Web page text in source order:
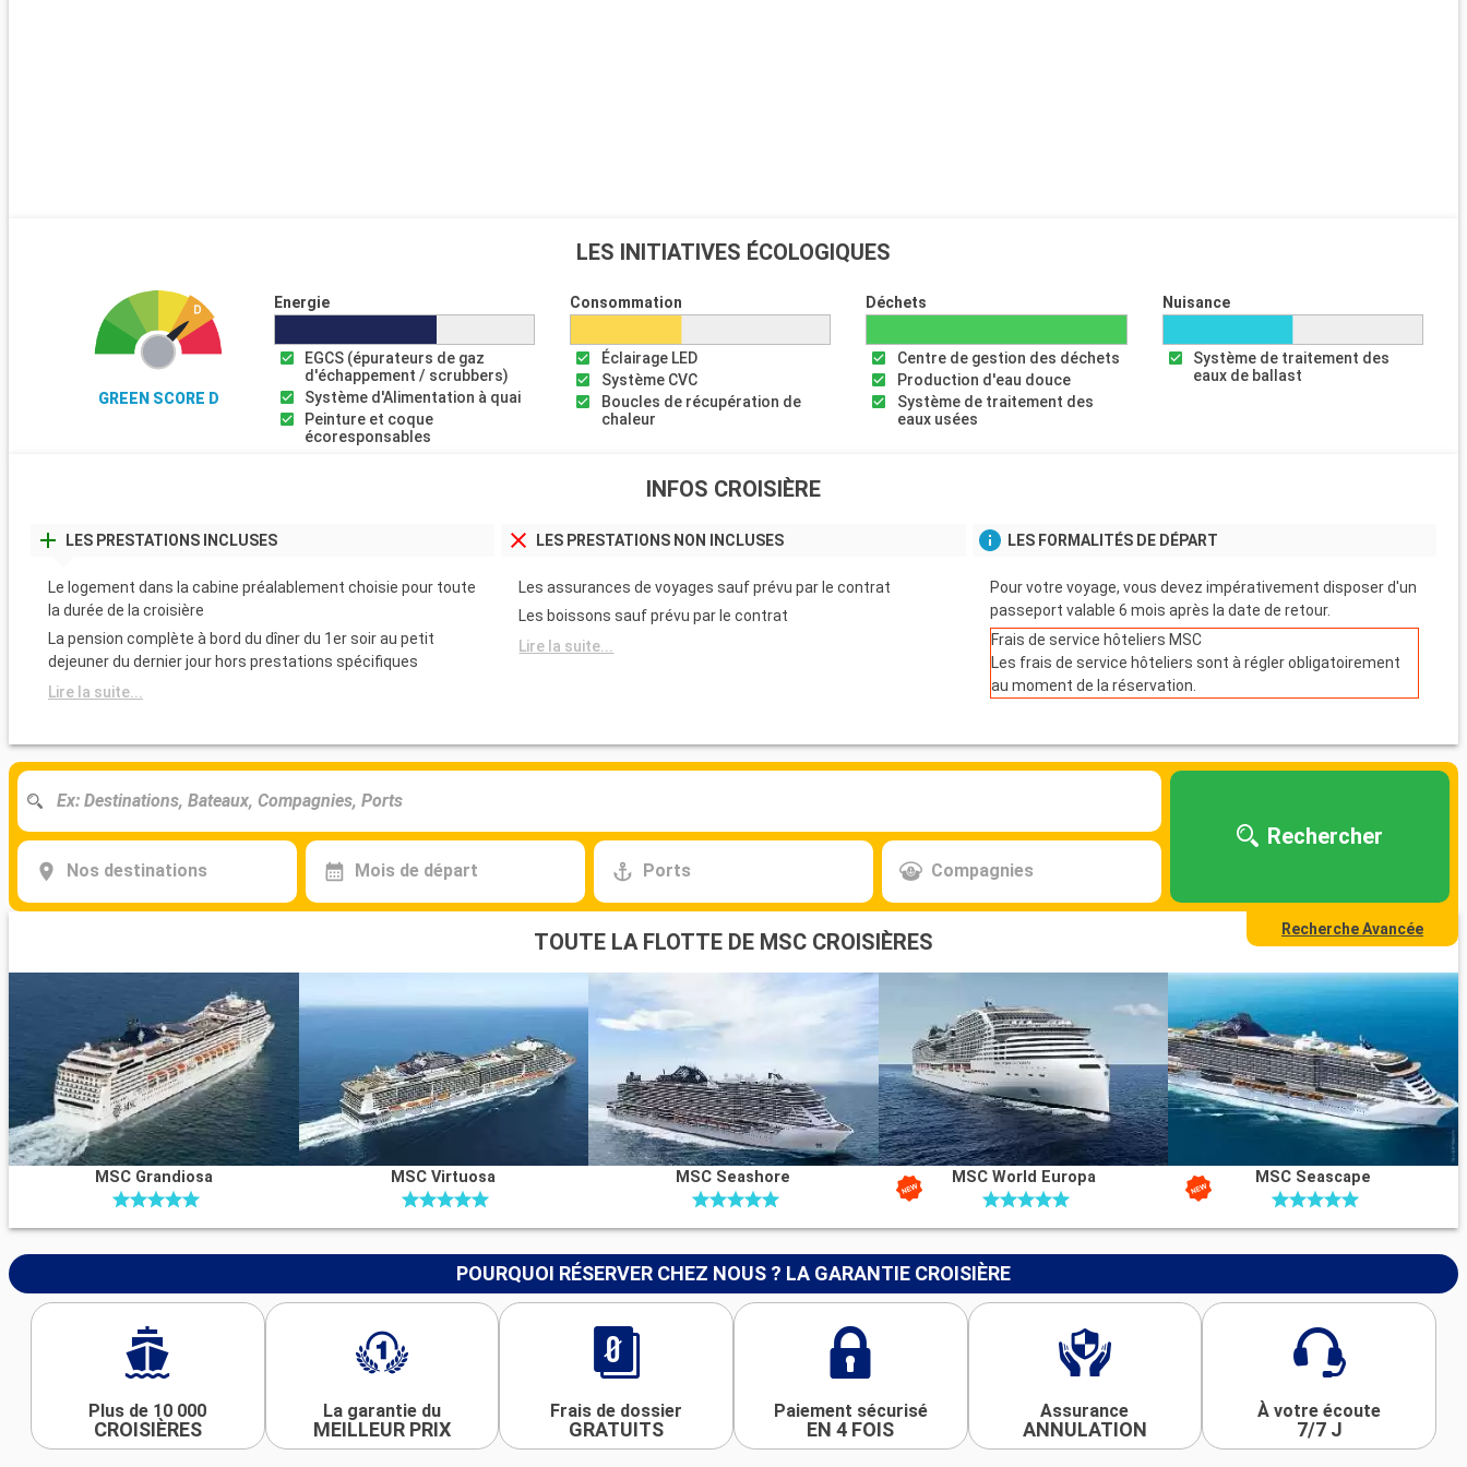
LES INITIATIVES ÉCOLOGIQUES
GREEN SCORE D
Energie
EGCS (épurateurs de gaz
d'échappement / scrubbers)
Système d'Alimentation à quai
Peinture et coque
écoresponsables
Consommation
Éclairage LED
Système CVC
Boucles de récupération de
chaleur
Déchets
Centre de gestion des déchets
Production d'eau douce
Système de traitement des
eaux usées
Nuisance
Système de traitement des
eaux de ballast
INFOS CROISIÈRE
LES PRESTATIONS INCLUSES
Le logement dans la cabine préalablement choisie pour toute
la durée de la croisière
La pension complète à bord du dîner du 1er soir au petit
dejeuner du dernier jour hors prestations spécifiques
Lire la suite...
LES PRESTATIONS NON INCLUSES
Les assurances de voyages sauf prévu par le contrat
Les boissons sauf prévu par le contrat
Lire la suite...
LES FORMALITÉS DE DÉPART
Pour votre voyage, vous devez impérativement disposer d'un
passeport valable 6 mois après la date de retour.
Frais de service hôteliers MSC
Les frais de service hôteliers sont à régler obligatoirement
au moment de la réservation.
Nos destinations Mois de départ Ports Compagnies
Rechercher
Recherche Avancée
TOUTE LA FLOTTE DE MSC CROISIÈRES
MSC Grandiosa MSC Virtuosa MSC Seashore MSC World Europa MSC Seascape
POURQUOI RÉSERVER CHEZ NOUS ? LA GARANTIE CROISIÈRE
Plus de 10 000
CROISIÈRES
La garantie du
MEILLEUR PRIX
Frais de dossier
GRATUITS
Paiement sécurisé
EN 4 FOIS
Assurance
ANNULATION
À votre écoute
7/7 J